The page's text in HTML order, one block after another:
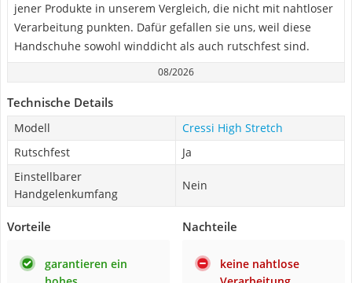
jener Produkte in unserem Vergleich, die nicht mit nahtloser
Verarbeitung punkten. Dafür gefallen sie uns, weil diese
Handschuhe sowohl winddicht als auch rutschfest sind.
08/2026
Technische Details
Modell
Cressi High Stretch
Rutschfest
Ja
Einstellbarer
Handgelenkumfang
Nein
Vorteile
garantieren ein
Nachteile
keine nahtlose